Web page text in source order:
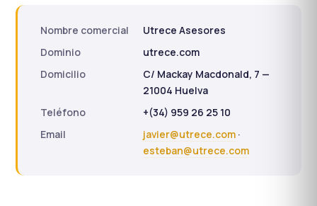
Nombre comercial
Utrece Asesores
Dominio
utrece.com
Domicilio
C/ Mackay Macdonald, 7 —
21004 Huelva
Teléfono
+(34) 959 26 25 10
Email
javier@utrece.com ·
esteban@utrece.com